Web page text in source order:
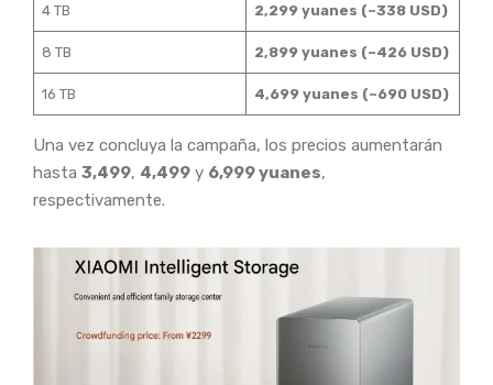
4 TB 2,299 yuanes (~338 USD)
8 TB 2,899 yuanes (~426 USD)
16 TB 4,699 yuanes (~690 USD)
Una vez concluya la campaña, los precios aumentarán
hasta 3,499, 4,499 y 6,999 yuanes,
respectivamente.